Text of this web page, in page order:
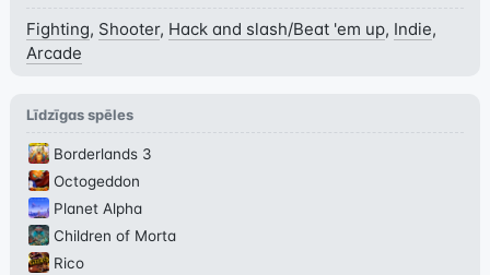
Fighting, Shooter, Hack and slash/Beat 'em up, Indie,
Arcade
Līdzīgas spēles
Borderlands 3
Octogeddon
Planet Alpha
Children of Morta
Rico